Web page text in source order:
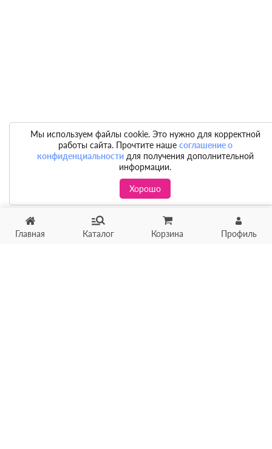
Главная Каталог Корзина Профиль
Мы используем файлы cookie. Это нужно для корректной
работы сайта. Прочтите наше соглашение о
конфиденциальностидля получения дополнительной
информации.
Хорошо